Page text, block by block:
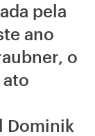
pela
ano
o
Dominik